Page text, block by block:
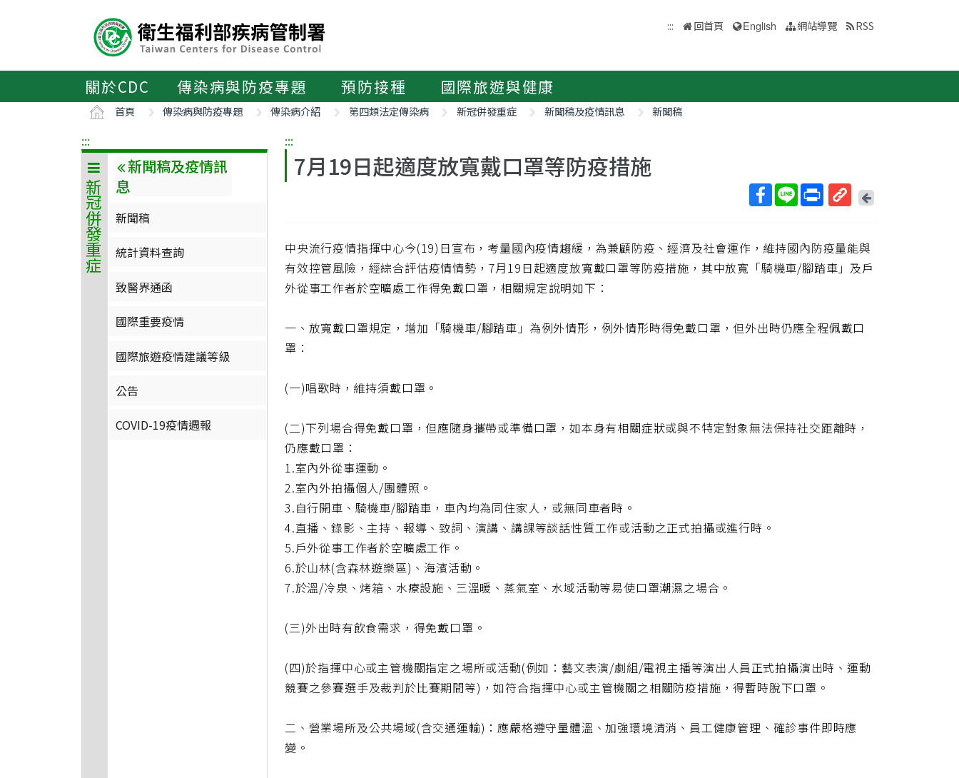
區
::: 回首頁 English 網站導覽 RSS
關於CDC 傳染病與防疫專題 預防接種 國際旅遊與健康
首頁 傳染病與防疫專題 傳染病介紹 第四類法定傳染病 新冠併發重症 新聞稿及疫情訊息 新聞稿
:::
新冠併發重症
新聞稿及疫情訊
息
新聞稿
統計資料查詢
致醫界通函
國際重要疫情
國際旅遊疫情建議等級
公告
COVID-19疫情週報
:::
7月19日起適度放寬戴口罩等防疫措施
短
網
回
上
中央流行疫情指揮中心今(19)日宣布，考量國內疫情趨緩，為兼顧防疫、經濟及社會運作，維持國內防疫量能與
有效控管風險，經綜合評估疫情情勢，7月19日起適度放寬戴口罩等防疫措施，其中放寬「騎機車/腳踏車」及戶
外從事工作者於空曠處工作得免戴口罩，相關規定說明如下：
一、放寬戴口罩規定，增加「騎機車/腳踏車」為例外情形，例外情形時得免戴口罩，但外出時仍應全程佩戴口
罩：
(一)唱歌時，維持須戴口罩。
(二)下列場合得免戴口罩，但應隨身攜帶或準備口罩，如本身有相關症狀或與不特定對象無法保持社交距離時，
仍應戴口罩：
1.室內外從事運動。
2.室內外拍攝個人/團體照。
3.自行開車、騎機車/腳踏車，車內均為同住家人，或無同車者時。
4.直播、錄影、主持、報導、致詞、演講、講課等談話性質工作或活動之正式拍攝或進行時。
5.戶外從事工作者於空曠處工作。
6.於山林(含森林遊樂區)、海濱活動。
7.於溫/冷泉、烤箱、水療設施、三溫暖、蒸氣室、水域活動等易使口罩潮濕之場合。
(三)外出時有飲食需求，得免戴口罩。
(四)於指揮中心或主管機關指定之場所或活動(例如：藝文表演/劇組/電視主播等演出人員正式拍攝演出時、運動
競賽之參賽選手及裁判於比賽期間等)，如符合指揮中心或主管機關之相關防疫措施，得暫時脫下口罩。
二、營業場所及公共場域(含交通運輸)：應嚴格遵守量體溫、加強環境清消、員工健康管理、確診事件即時應
變。